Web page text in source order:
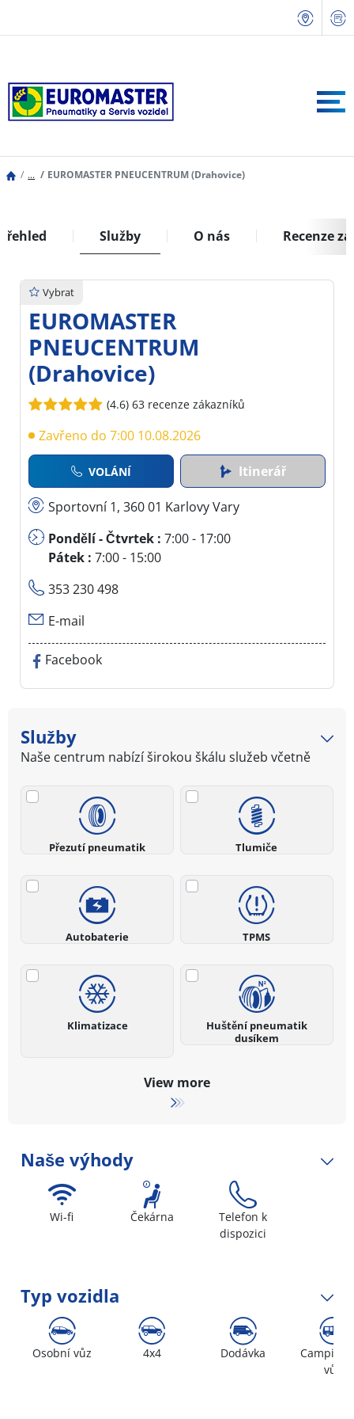
... EUROMASTER PNEUCENTRUM (Drahovice)
Přehled Služby O nás Recenze
Vybrat
EUROMASTER
PNEUCENTRUM
(Drahovice)
(4.6) 63 recenze zákazníků
Zavřeno do 7:00 10.08.2026
VOLÁNÍ Itinerář
Sportovní 1, 360 01 Karlovy Vary
Pondělí - Čtvrtek : 7:00 - 17:00
Pátek : 7:00 - 15:00
353 230 498
E-mail
Facebook
Služby
Naše centrum nabízí širokou škálu služeb včetně
Přezutí pneumatik Tlumiče
Autobaterie TPMS
Klimatizace
Huštění pneumatik
dusíkem
View more
Naše výhody
Wi-fi Čekárna
Telefon k
dispozici
Typ vozidla
Osobní vůz 4x4 Dodávka
vůz